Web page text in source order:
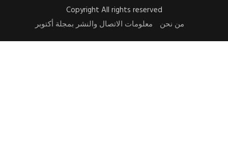
Copyright All rights reserved
من نحن
معلومات الاتصال والنشر بمجلة أكتوبر